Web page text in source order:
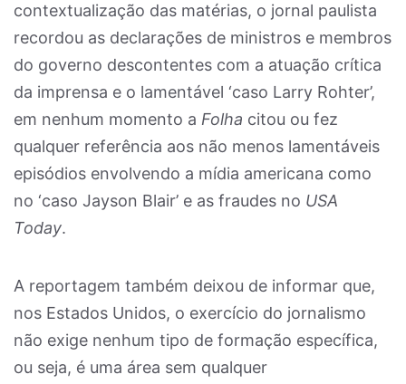
contextualização das matérias, o jornal paulista
recordou as declarações de ministros e membros
do governo descontentes com a atuação crítica
da imprensa e o lamentável ‘caso Larry Rohter’,
em nenhum momento a Folha citou ou fez
qualquer referência aos não menos lamentáveis
episódios envolvendo a mídia americana como
no ‘caso Jayson Blair’ e as fraudes no USA
Today.
A reportagem também deixou de informar que,
nos Estados Unidos, o exercício do jornalismo
não exige nenhum tipo de formação específica,
ou seja, é uma área sem qualquer